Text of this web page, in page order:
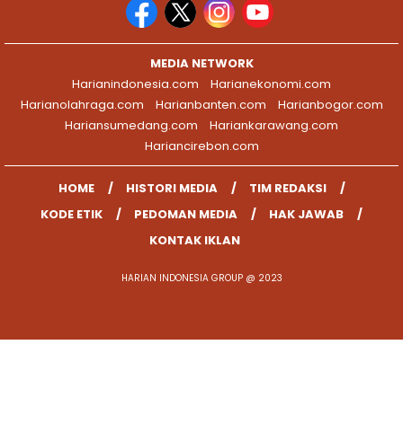
MEDIA NETWORK
Harianindonesia.com
Harianekonomi.com
Harianolahraga.com
Harianbanten.com
Harianbogor.com
Hariansumedang.com
Hariankarawang.com
Hariancirebon.com
HOME HISTORI MEDIA
TIM REDAKSI
KODE ETIK
PEDOMAN MEDIA
HAK JAWAB
KONTAK IKLAN
HARIAN INDONESIA GROUP @ 2023